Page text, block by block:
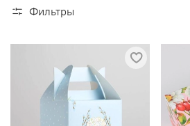
Фильтры